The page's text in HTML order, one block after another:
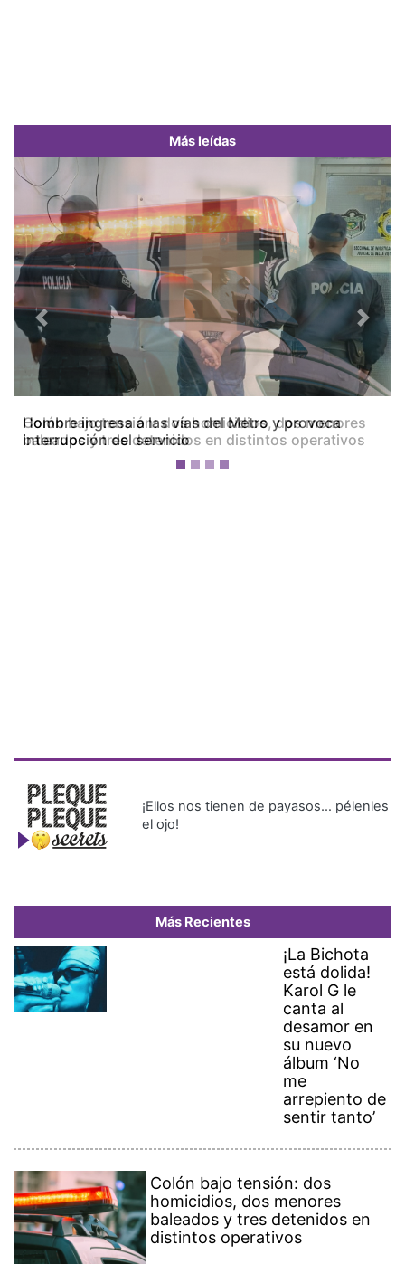
Más leídas
Colón bajo tensión: dos homicidios, dos menores
baleados y tres detenidos en distintos operativos
Previous Next
¡Ellos nos tienen de payasos… pélenles
el ojo!
Más Recientes
¡La Bichota
está dolida!
Karol G le
canta al
desamor en
su nuevo
álbum ‘No
me
arrepiento de
sentir tanto’
Colón bajo tensión: dos
homicidios, dos menores
baleados y tres detenidos en
distintos operativos